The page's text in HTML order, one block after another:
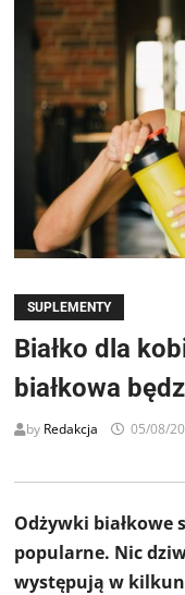
SUPLEMENTY
Białko dla
białkowa
by Redakcja 05/08/
Odżywki białkowe
popularne. Nic
występują w